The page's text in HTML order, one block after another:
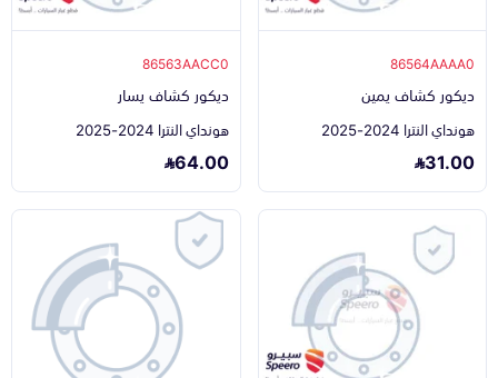
86564AAAA0
ديكور كشاف يمين
هونداي النترا 2024-2025
31.00
86563AACC0
ديكور كشاف يسار
هونداي النترا 2024-2025
64.00